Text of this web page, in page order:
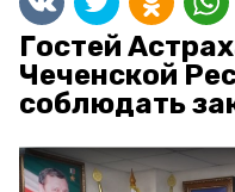
Гостей
Чеченской
соблюдать